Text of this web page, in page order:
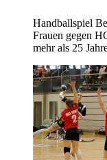
Handballspiel
Frauen gegen
mehr als 25